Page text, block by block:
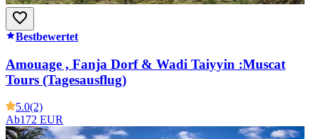
Bestbewertet
Amouage , Fanja Dorf & Wadi Taiyyin :Muscat
Tours (Tagesausflug)
5.0(2)
Ab172 EUR